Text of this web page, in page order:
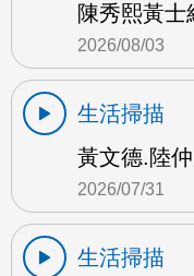
陳秀熙黃士
2026/08/03
生活掃描
黃文德.陸
2026/07/31
生活掃描